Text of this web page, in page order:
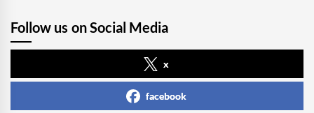
Follow us on Social Media
x
facebook